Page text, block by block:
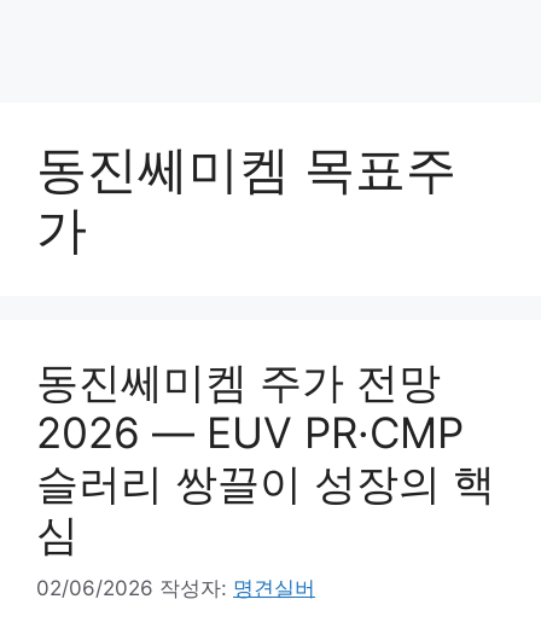
동진쎄미켐 목표주
가
동진쎄미켐 주가 전망
2026 — EUV PR·CMP
슬러리 쌍끌이 성장의 핵
심
02/06/2026 작성자: 명견실버